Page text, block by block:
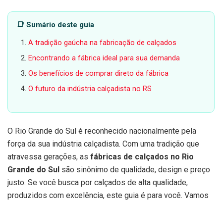
📑 Sumário deste guia
A tradição gaúcha na fabricação de calçados
Encontrando a fábrica ideal para sua demanda
Os benefícios de comprar direto da fábrica
O futuro da indústria calçadista no RS
O Rio Grande do Sul é reconhecido nacionalmente pela
força da sua indústria calçadista. Com uma tradição que
atravessa gerações, as fábricas de calçados no Rio
Grande do Sul são sinônimo de qualidade, design e preço
justo. Se você busca por calçados de alta qualidade,
produzidos com excelência, este guia é para você. Vamos